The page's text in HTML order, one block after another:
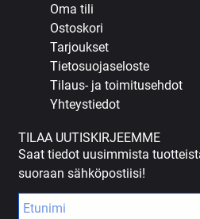
Oma tili
Ostoskori
Tarjoukset
Tietosuojaseloste
Tilaus- ja toimitusehdot
Yhteystiedot
TILAA UUTISKIRJEEMME
Saat tiedot uusimmista
suoraan sähköpostiisi!